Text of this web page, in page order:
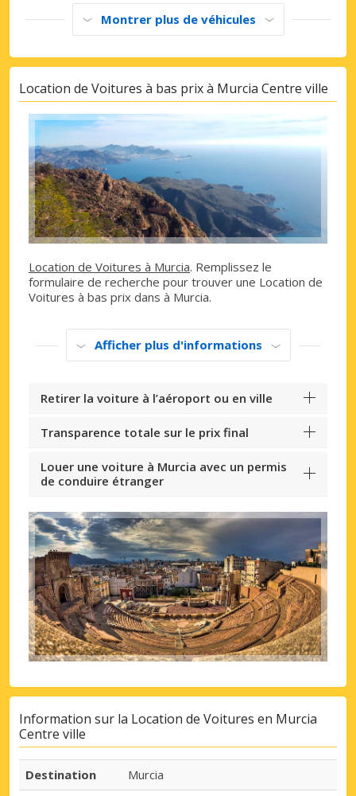
Montrer plus de véhicules
Location de Voitures à bas prix à Murcia Centre ville
Location de Voitures à Murcia. Remplissez le
formulaire de recherche pour trouver une Location de
Voitures à bas prix dans à Murcia.
Afficher plus d'informations
Retirer la voiture à l’aéroport ou en ville
Transparence totale sur le prix final
Louer une voiture à Murcia avec un permis
de conduire étranger
Information sur la Location de Voitures en Murcia
Centre ville
Destination
Murcia